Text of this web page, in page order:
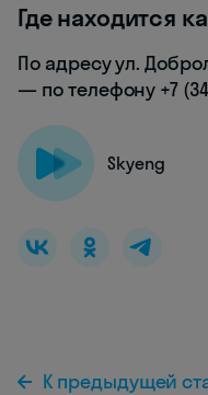
Где находится
По адресу ул.
— по телефону +7
Skyeng
К предыдущей